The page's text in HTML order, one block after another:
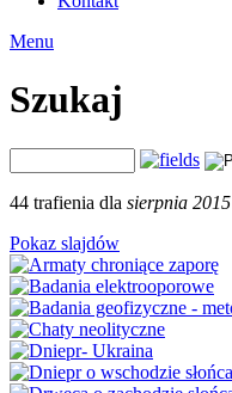
Menu
Szukaj
44 trafienia dla sierpnia 2015
Pokaz slajdów